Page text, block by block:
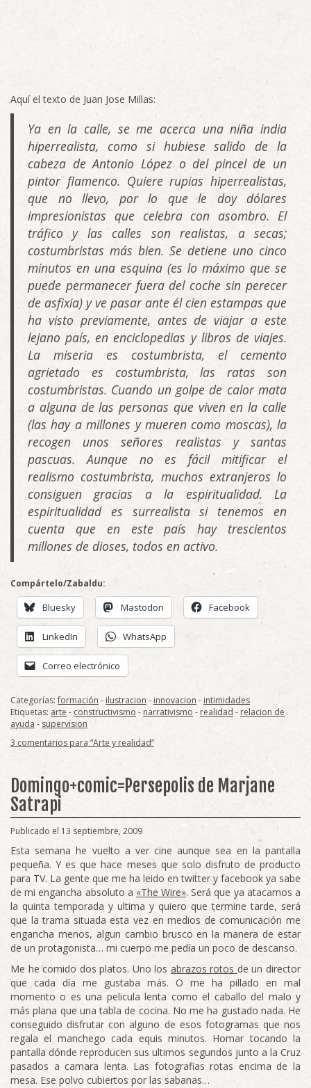
Aquí el texto de Juan Jose Millas:
Ya en la calle, se me acerca una niña india
hiperrealista, como si hubiese salido de la
cabeza de Antonio López o del pincel de un
pintor flamenco. Quiere rupias hiperrealistas,
que no llevo, por lo que le doy dólares
impresionistas que celebra con asombro. El
tráfico y las calles son realistas, a secas;
costumbristas más bien. Se detiene uno cinco
minutos en una esquina (es lo máximo que se
puede permanecer fuera del coche sin perecer
de asfixia) y ve pasar ante él cien estampas que
ha visto previamente, antes de viajar a este
lejano país, en enciclopedias y libros de viajes.
La miseria es costumbrista, el cemento
agrietado es costumbrista, las ratas son
costumbristas. Cuando un golpe de calor mata
a alguna de las personas que viven en la calle
(las hay a millones y mueren como moscas), la
recogen unos señores realistas y santas
pascuas. Aunque no es fácil mitificar el
realismo costumbrista, muchos extranjeros lo
consiguen gracias a la espiritualidad. La
espiritualidad es surrealista si tenemos en
cuenta que en este país hay trescientos
millones de dioses, todos en activo.
Compártelo/Zabaldu:
Bluesky Mastodon Facebook
LinkedIn WhatsApp
Correo electrónico
Categorías:formación - ilustracion - innovacion - intimidades
Etiquetas: arte - constructivismo -narrativismo - realidad - relacion de
ayuda - supervision
3 comentarios para “Arte y realidad”
Domingo+comic=Persepolis de Marjane
Satrapi
Publicado el 13 septiembre, 2009
Esta semana he vuelto a ver cine aunque sea en la pantalla
pequeña. Y es que hace meses que solo disfruto de producto
para TV. La gente que me ha leido en twitter y facebook ya sabe
de mi engancha absoluto a «The Wire». Será que ya atacamos a
la quinta temporada y ultima y quiero que termine tarde, será
que la trama situada esta vez en medios de comunicación me
engancha menos, algun cambio brusco en la manera de estar
de un protagonista… mi cuerpo me pedía un poco de descanso.
Me he comido dos platos. Uno los abrazos rotos de un director
que cada día me gustaba más. O me ha pillado en mal
momento o es una pelicula lenta como el caballo del malo y
más plana que una tabla de cocina. No me ha gustado nada. He
conseguido disfrutar con alguno de esos fotogramas que nos
regala el manchego cada equis minutos. Homar tocando la
pantalla dónde reproducen sus ultimos segundos junto a la Cruz
pasados a camara lenta. Las fotografias rotas encima de la
mesa. Ese polvo cubiertos por las sabanas…